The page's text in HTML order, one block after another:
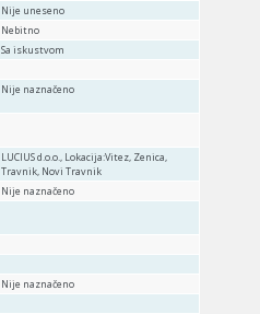
Nije uneseno
Nebitno
Sa iskustvom
Nije naznačeno
LUCIUS d.o.o., Lokacija:Vitez, Zenica,
Travnik, Novi Travnik
Nije naznačeno
Nije naznačeno